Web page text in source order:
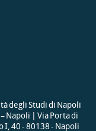
degli Studi di Napoli
Napoli | Via Porta di
I, 40 - 80138 - Napoli